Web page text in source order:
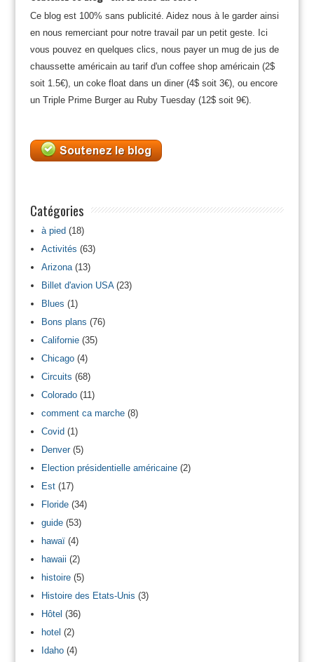
Ce blog est 100% sans publicité. Aidez nous à le garder ainsi
en nous remerciant pour notre travail par un petit geste. Ici
vous pouvez en quelques clics, nous payer un mug de jus de
chaussette américain au tarif d'un coffee shop américain (2$
soit 1.5€), un coke float dans un diner (4$ soit 3€), ou encore
un Triple Prime Burger au Ruby Tuesday (12$ soit 9€).
Catégories
à pied(18)
Activités (63)
Arizona(13)
Billet d'avion USA(23)
Blues (1)
Bons plans (76)
Californie(35)
Chicago(4)
Circuits (68)
Colorado(11)
comment ca marche(8)
Covid(1)
Denver(5)
Election présidentielle américaine(2)
Est(17)
Floride(34)
guide(53)
hawaï(4)
hawaii (2)
histoire(5)
Histoire des Etats-Unis (3)
Hôtel (36)
hotel (2)
Idaho(4)